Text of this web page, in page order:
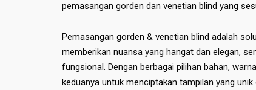
pemasangan gorden dan venetian blind yang
Pemasangan gorden & venetian blind adalah
memberikan nuansa yang hangat dan elegan,
fungsional. Dengan berbagai pilihan bahan,
keduanya untuk menciptakan tampilan yang